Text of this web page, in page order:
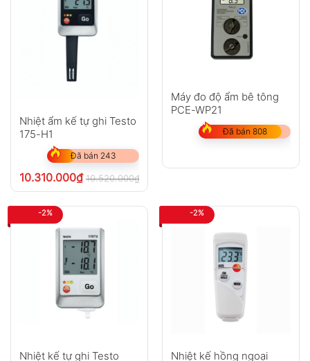
Nhiệt ẩm kế tự ghi Testo
175-H1
Đã bán 243
10.310.000₫ 10.520.000₫
Máy đo độ ẩm bê tông
PCE-WP21
Đã bán 808
-2%
Nhiệt kế tự ghi Testo
-2%
Nhiệt kế hồng ngoại